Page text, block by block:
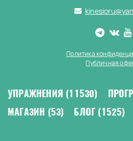
Политика
Публичная
УПРАЖНЕНИЯ (11530)
МАГАЗИН (53) БЛОГ (1525)